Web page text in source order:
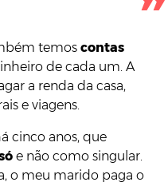
temos contas
de cada um. A
a renda da casa,
e viagens.
cinco anos, que
e não como singular.
o meu marido paga o